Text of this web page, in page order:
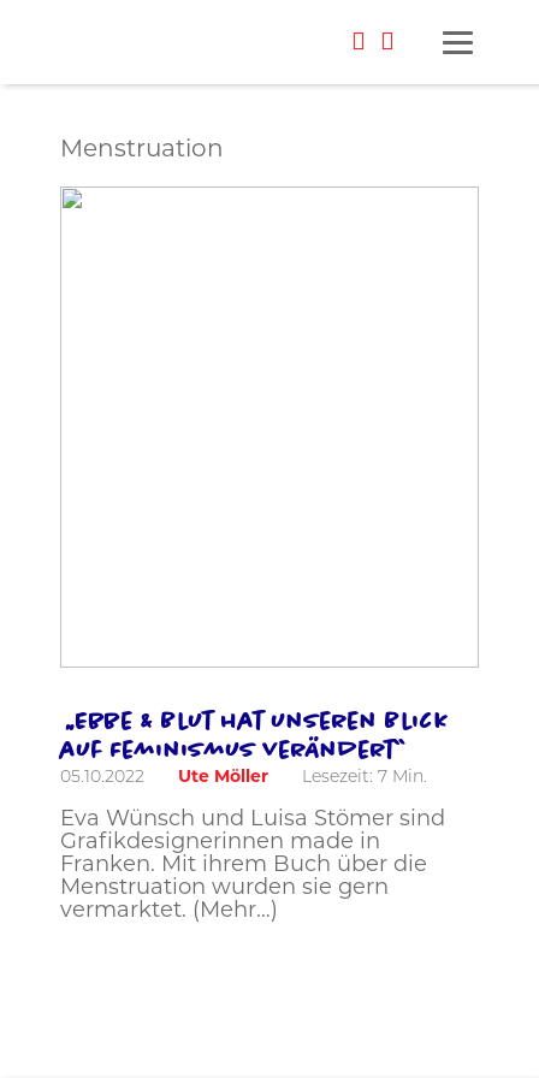
Menstruation
„Ebbe & Blut hat unseren Blick
auf Feminismus verändert“
05.10.2022 Ute Möller Lesezeit: 7 Min.
Eva Wünsch und Luisa Stömer sind
Grafikdesignerinnen made in
Franken. Mit ihrem Buch über die
Menstruation wurden sie gern
vermarktet. (Mehr…)